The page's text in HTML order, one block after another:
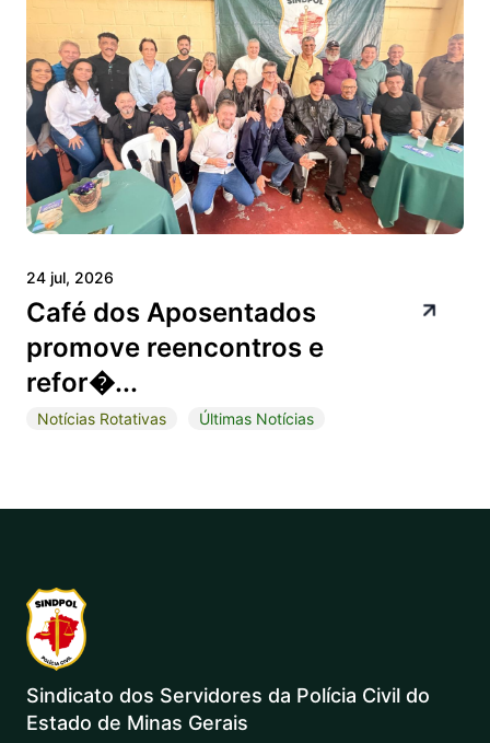
24 jul, 2026
Café dos Aposentados
promove reencontros e
refor�...
Notícias Rotativas Últimas Notícias
Sindicato dos Servidores da Polícia Civil do
Estado de Minas Gerais